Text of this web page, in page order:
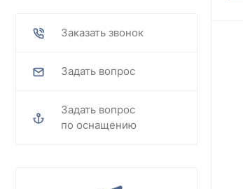
Заказать звонок
Задать вопрос
Задать вопрос
по оснащению